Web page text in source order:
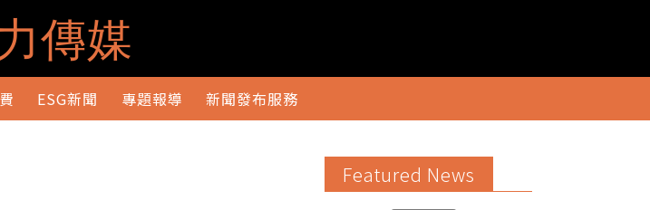
傳媒
ESG新聞 專題報導 新聞發布服務
Featured News